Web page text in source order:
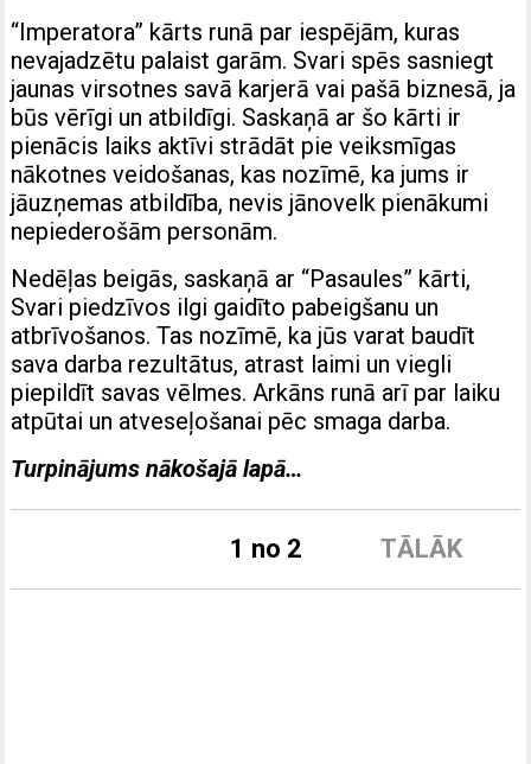
“Imperatora” kārts runā par iespējām, kuras
nevajadzētu palaist garām. Svari spēs sasniegt
jaunas virsotnes savā karjerā vai pašā biznesā, ja
būs vērīgi un atbildīgi. Saskaņā ar šo kārti ir
pienācis laiks aktīvi strādāt pie veiksmīgas
nākotnes veidošanas, kas nozīmē, ka jums ir
jāuzņemas atbildība, nevis jānovelk pienākumi
nepiederošām personām.
Nedēļas beigās, saskaņā ar “Pasaules” kārti,
Svari piedzīvos ilgi gaidīto pabeigšanu un
atbrīvošanos. Tas nozīmē, ka jūs varat baudīt
sava darba rezultātus, atrast laimi un viegli
piepildīt savas vēlmes. Arkāns runā arī par laiku
atpūtai un atveseļošanai pēc smaga darba.
Turpinājums nākošajā lapā…
TĀLĀK
1 no 2